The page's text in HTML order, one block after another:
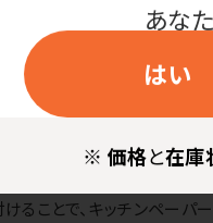
あな
はい
※ 価格と在庫
エスや箱入りの使い捨て手
径180mmまでのロールに対
ることで、キッチンペーパ